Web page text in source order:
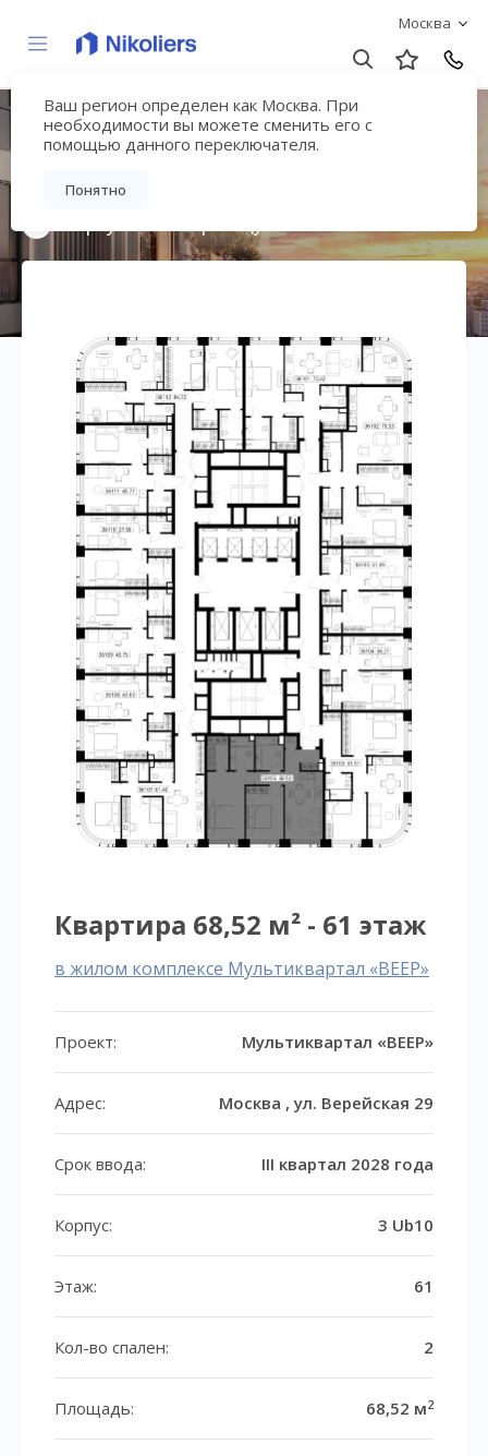
Москва
Ваш регион определен как Москва. При
необходимости вы можете сменить его с
помощью данного переключателя.
Понятно
Мультиквартал
«ВЕЕР»
Квартира 68,52 м² - 61 этаж
в жилом комплексе Мультиквартал «ВЕЕР»
Проект: Мультиквартал «ВЕЕР»
Адрес: Москва , ул. Верейская 29
Срок ввода: III квартал 2028 года
Корпус: 3 Ub10
Этаж: 61
Кол-во спален: 2
Площадь: 68,52 м2